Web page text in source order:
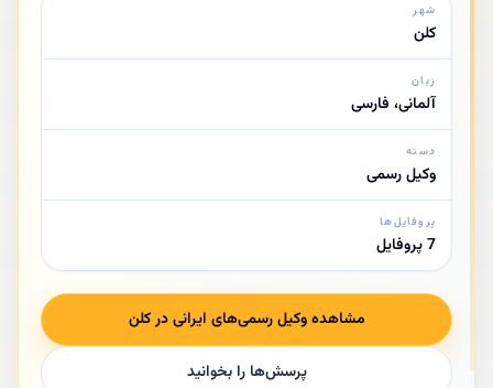
شهر
کلن
زبان
آلمانی، فارسی
دسته
وکیل رسمی
پروفایل‌ها
7 پروفایل
مشاهده وکیل رسمی‌های ایرانی در کلن
پرسش‌ها را بخوانید